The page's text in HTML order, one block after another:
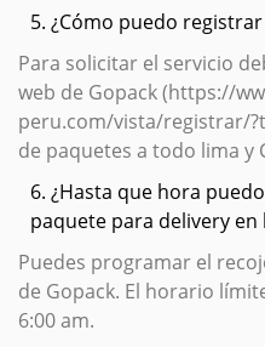
5. ¿Cómo puedo
Para solicitar el servicio
web de Gopack (https://
peru.com/vista/registrar/
de paquetes a todo lima y
6. ¿Hasta que hora
paquete para delivery en
Puedes programar el
de Gopack. El horario
6:00 am.